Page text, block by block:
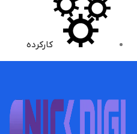
کارکرده